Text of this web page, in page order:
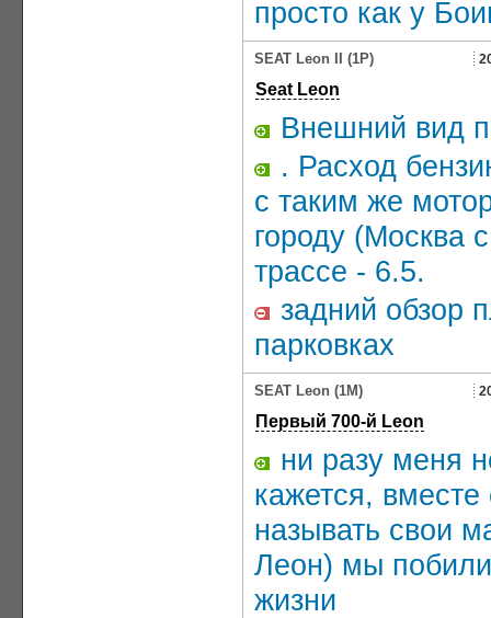
просто как у
SEAT Leon II (1P)
Seat Leon
Внешний вид
. Расход
c таким же
городу (Москва
трассе - 6.5.
задний обзор
парковках
SEAT Leon (1M)
Первый 700-й Leon
ни разу меня
кажется,
называть свои
Леон) мы побили
жизни